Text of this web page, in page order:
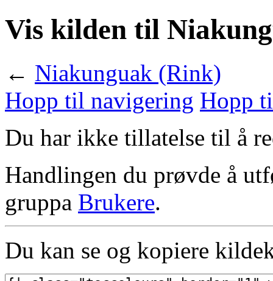
Vis kilden til
← Niakunguak (Rink)
Hopp til navigering Hopp
Du har ikke tillatelse til å
Handlingen du prøvde å
gruppa Brukere.
Du kan se og kopiere